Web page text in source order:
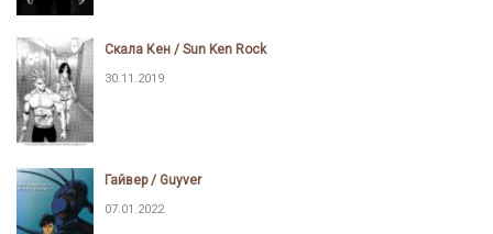
Скала Кен / Sun Ken Rock
30.11.2019
Гайвер / Guyver
07.01.2022